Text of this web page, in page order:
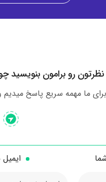
نظرتون رو برامون بنویسید
ما مهمه سریع پاسخ میدیم